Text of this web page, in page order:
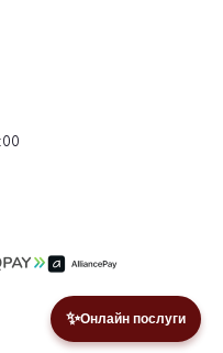
✨Онлайн послуги